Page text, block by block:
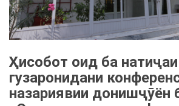
Ҳисобот оид ба натиҷаи
гузаронидани
назариявии донишҷӯён